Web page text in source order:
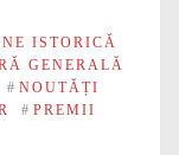
ISTORICĂ
GENERALĂ
# NOUTĂȚI
# PREMII